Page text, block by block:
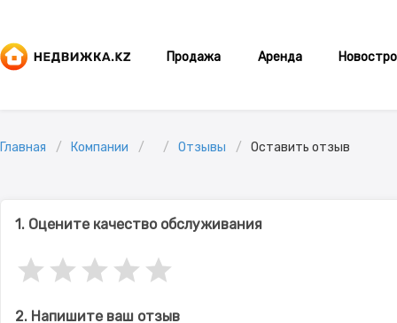
Продажа Аренда
Главная Компании Отзывы Оставить отзыв
1. Оцените качество обслуживания
2. Напишите ваш отзыв